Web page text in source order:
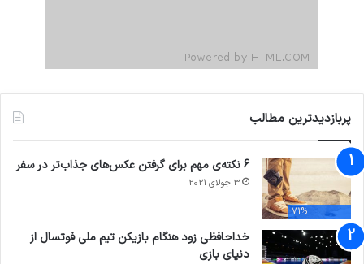
پربازدیدترین مطالب
71%
6 نکته‌ی مهم برای گرفتن عکس‌های جذاب‌تر در سفر
3 جولای 2021
خداحافظی زود هنگام بازیکن تیم ملی فوتسال از
دنیای بازی